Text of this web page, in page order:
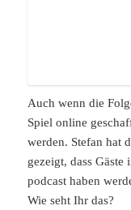
Auch wenn die
Spiel online
werden. Stefan hat
gezeigt, dass
podcast haben
Wie seht Ihr das?